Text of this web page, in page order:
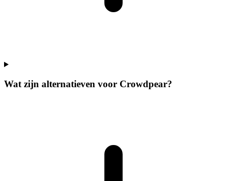
Wat zijn alternatieven voor Crowdpear?